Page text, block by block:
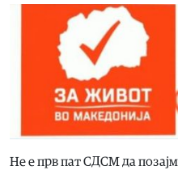
Не е прв пат СДСМ да